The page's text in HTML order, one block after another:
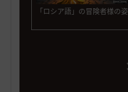
「ロシア語」の冒険者様の姿